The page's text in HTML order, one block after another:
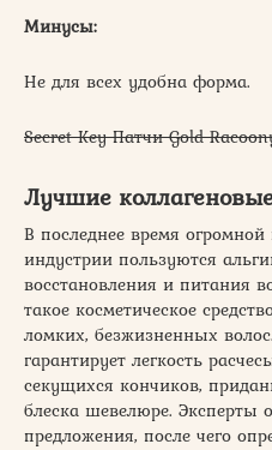
Минусы:
Не для всех удобна форма.
Secret Key Патчи Gold
Лучшие
В последнее время
индустрии пользуются
восстановления и питания
такое косметическое
ломких, безжизненных
гарантирует легкость
секущихся кончиков,
блеска шевелюре. Эксперты
предложения, после чего